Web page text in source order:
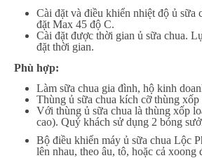
Cài đặt và điều khiển nhiệt độ ủ sữa
đặt Max 45 độ C.
Cài đặt được thời gian ủ sữa chua.
đặt thời gian.
Phù hợp:
Làm sữa chua gia đình, hộ kinh
Thùng ủ sữa chua kích cỡ thùng
Với thùng ủ sữa chua là thùng xốp
cao). Quý khách sử dụng 2 bóng
Bộ điều khiển máy ủ sữa chua Lộc
lên nhau, theo âu, tô, hoặc cả xoong